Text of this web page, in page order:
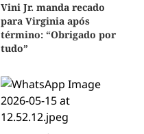
Vini Jr. manda recado
para Virginia após
término: “Obrigado por
tudo”